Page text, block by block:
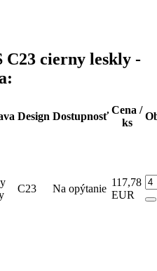
cierny leskly -
Design Dostupnosť
Cena /
ks
C23 Na opýtanie
117,78
EUR